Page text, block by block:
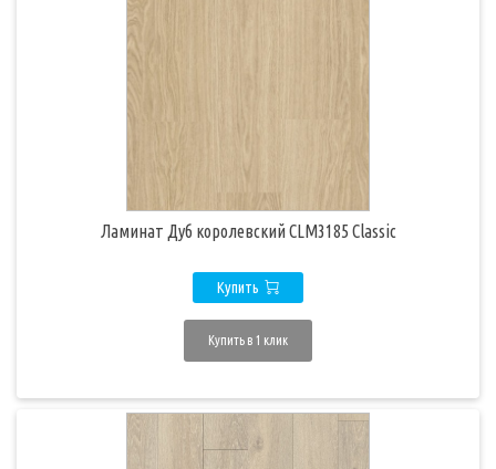
Ламинат Дуб королевский CLM3185 Classic
Купить
Купить в 1 клик